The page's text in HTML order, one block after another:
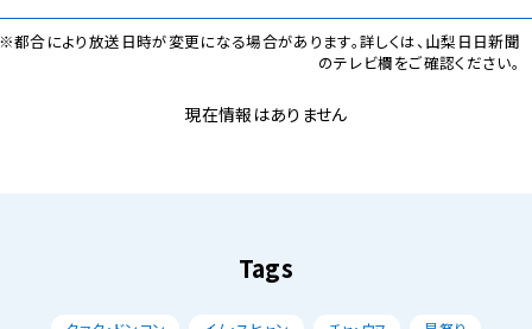
都合により放送日時が変更になる場合があります。詳しくは、山梨日日新聞
のテレビ欄をご確認ください。
現在情報はありません
Tags